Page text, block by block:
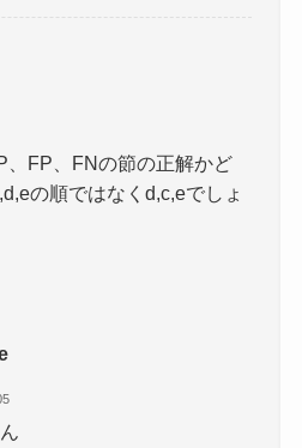
、FP、FNの節の正解かど
の順ではなくd,c,eでしょ